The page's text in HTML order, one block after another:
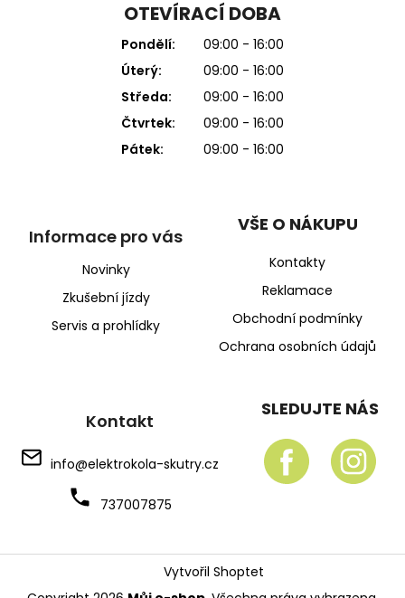
OTEVÍRACÍ DOBA
Pondělí:
09:00 - 16:00
Úterý:
09:00 - 16:00
Středa:
09:00 - 16:00
Čtvrtek:
09:00 - 16:00
Pátek:
09:00 - 16:00
Informace pro vás
Novinky
Zkušební jízdy
Servis a prohlídky
VŠE O NÁKUPU
Kontakty
Reklamace
Obchodní podmínky
Ochrana osobních údajů
Kontakt
info@elektrokola-skutry.cz
737007875
SLEDUJTE NÁS
Vytvořil Shoptet